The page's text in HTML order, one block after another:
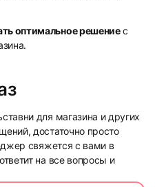
оптимальное решениес
для магазина и других
достаточно просто
свяжется с вами в
на все вопросы и